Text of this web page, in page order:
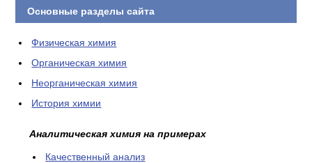
Основные разделы сайта
Физическая химия
Органическая химия
Неорганическая химия
История химии
Аналитическая химия на примерах
Качественный анализ